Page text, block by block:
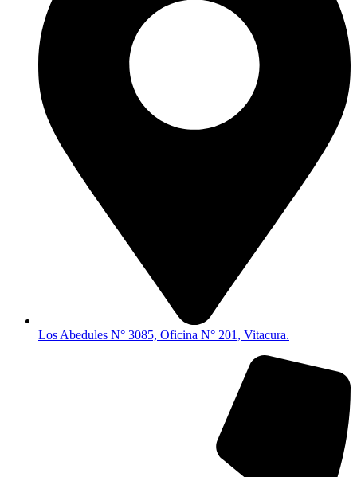
Los Abedules N° 3085, Oficina N° 201, Vitacura.